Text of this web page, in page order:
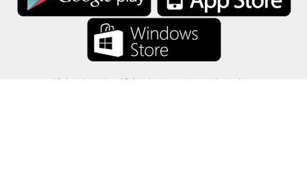
禮卡餘額將所有禮卡資訊僅保存在你的設備中。